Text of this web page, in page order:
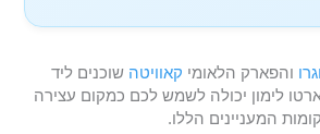
והפארק הלאומי קאוויטה שוכנים ליד
לימון יכולה לשמש לכם כמקום עצירה
המעניינים הללו.